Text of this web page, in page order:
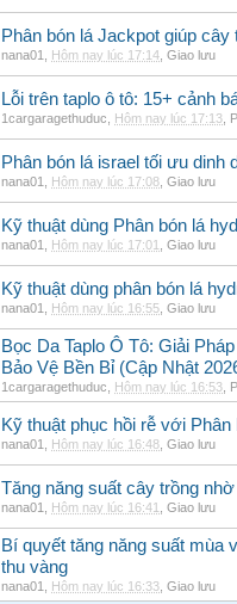
Phân bón lá Jackpot giúp
nana01 Hôm nay lúc 17:14 Giao lưu
Lỗi trên taplo ô tô: 15+ cảnh
1cargaragethuduc Hôm nay lúc 17:13
Phân bón lá israel tối ưu
nana01 Hôm nay lúc 17:08 Giao lưu
Kỹ thuật dùng Phân bón lá
nana01 Hôm nay lúc 17:01 Giao lưu
Kỹ thuật dùng phân bón lá
nana01 Hôm nay lúc 16:55 Giao lưu
Bọc Da Taplo Ô Tô: Giải
Bảo Vệ Bền Bỉ (Cập Nhật
1cargaragethuduc Hôm nay lúc 16:53
Kỹ thuật phục hồi rễ với
nana01 Hôm nay lúc 16:48 Giao lưu
Tăng năng suất cây trồng
nana01 Hôm nay lúc 16:41 Giao lưu
Bí quyết tăng năng suất mùa
thu vàng
nana01 Hôm nay lúc 16:33 Giao lưu